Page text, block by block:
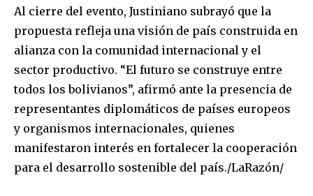
I've read and accept the
Al cierre del evento, Justiniano subrayó que la
propuesta refleja una visión de país construida en
alianza con la comunidad internacional y el
sector productivo. “El futuro se construye entre
todos los bolivianos”, afirmó ante la presencia de
representantes diplomáticos de países europeos
y organismos internacionales, quienes
manifestaron interés en fortalecer la cooperación
para el desarrollo sostenible del país./LaRazón/